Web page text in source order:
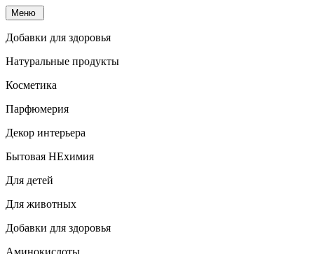
Меню
Добавки для здоровья
Натуральные продукты
Косметика
Парфюмерия
Декор интерьера
Бытовая НЕхимия
Для детей
Для животных
Добавки для здоровья
Аминокислоты